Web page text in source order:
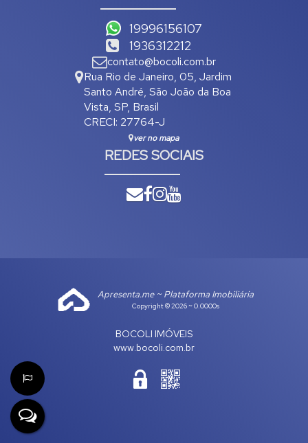
19996156107
1936312212
contato@bocoli.com.br
Rua Rio de Janeiro, 05, Jardim
Santo André, São João da Boa
Vista, SP, Brasil
CRECI: 27764-J
ver no mapa
REDES SOCIAIS
Apresenta.me ~ Plataforma Imobiliária
Copyright © 2026 ~ 0.0000s
BOCOLI IMÓVEIS
www.bocoli.com.br